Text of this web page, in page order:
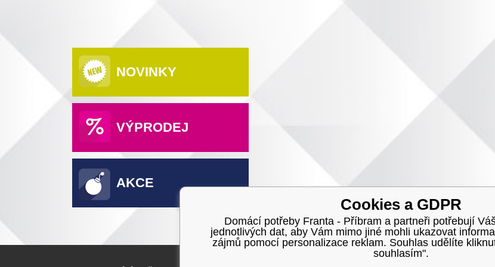
NOVINKY
VÝPRODEJ
AKCE
Cookies a GDPR
Domácí potřeby Franta - Příbram a partneři potřebují
jednotlivých dat, aby Vám mimo jiné mohli ukazovat
zájmů pomocí personalizace reklam. Souhlas udělíte
souhlasím".